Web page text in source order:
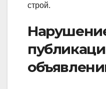
строй.